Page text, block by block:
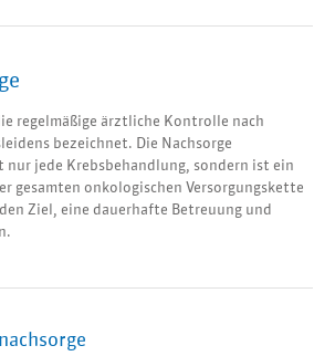
regelmäßige ärztliche Kontrolle nach
bezeichnet. Die Nachsorge
jede Krebsbehandlung, sondern ist ein
gesamten onkologischen Versorgungskette
Ziel, eine dauerhafte Betreuung und